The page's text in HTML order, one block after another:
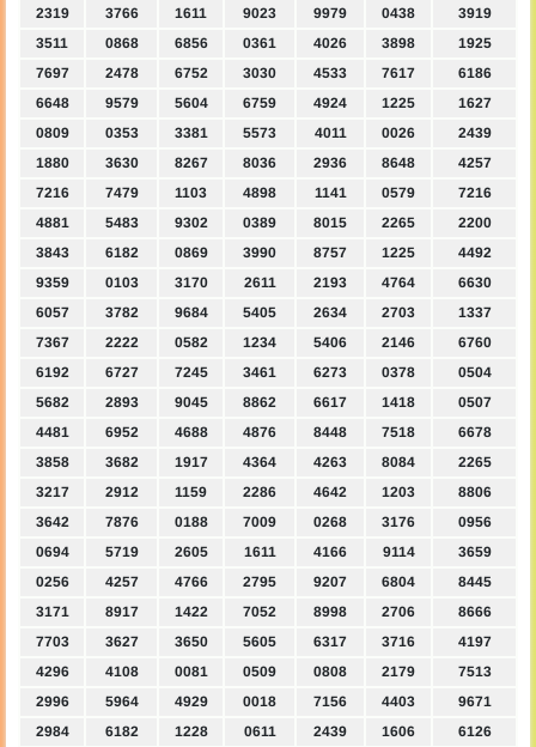
2319 3766 1611 9023 9979 0438
3919
3511
0868 6856 0361 4026 3898
1925
7697
2478 6752 3030 4533 7617
6186
6648
9579 5604 6759 4924 1225
1627
0809
0353 3381 5573 4011 0026
2439
1880
3630 8267 8036 2936 8648
4257
7216
7479 1103 4898 1141 0579
7216
4881
5483 9302 0389 8015 2265
2200
3843
6182 0869 3990 8757 1225
4492
9359
0103 3170 2611 2193 4764
6630
6057
3782 9684 5405 2634 2703
1337
7367
2222 0582 1234 5406 2146
6760
6192
6727 7245 3461 6273 0378
0504
5682
2893 9045 8862 6617 1418
0507
4481
6952 4688 4876 8448 7518
6678
3858
3682 1917 4364 4263 8084
2265
3217
2912 1159 2286 4642 1203
8806
3642
7876 0188 7009 0268 3176
0956
0694
5719 2605 1611 4166 9114
3659
0256
4257 4766 2795 9207 6804
8445
3171
8917 1422 7052 8998 2706
8666
7703
3627 3650 5605 6317 3716
4197
4296
4108 0081 0509 0808 2179
7513
2996
5964 4929 0018 7156 4403
9671
2984
6182 1228 0611 2439 1606
6126